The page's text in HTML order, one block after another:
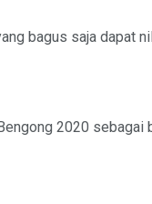
bagus saja dapat
2020 sebagai